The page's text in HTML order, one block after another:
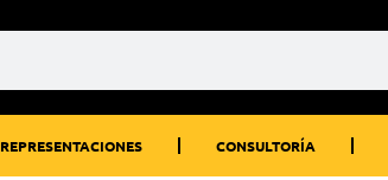
REPRESENTACIONES CONSULTORÍA